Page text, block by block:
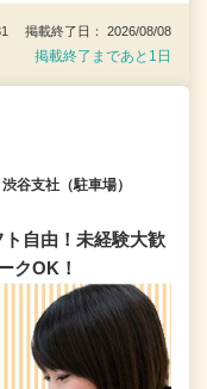
掲載終了日： 2026/08/08
掲載終了まであと1日
谷支社（駐車場）
ト自由！未経験大歓
クOK！